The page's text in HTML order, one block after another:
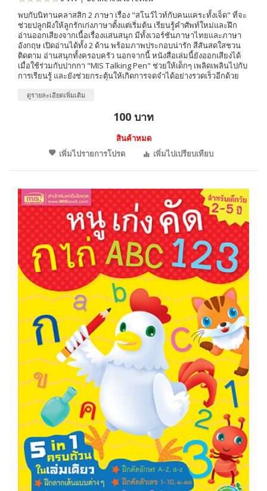
พบกับนิทานคลาสสิก 2 ภาษา เรื่อง "สโนว์ไวท์กับคนแคระทั้งเจ็ด" ที่จะ
ช่วยปลูกฝังให้ลูกรักเก่งภาษาตั้งแต่เริ่มต้น เรียนรู้คำศัพท์ใหม่และฝึก
อ่านออกเสียงจากเนื้อเรื่องแสนสนุก มีทั้งเวอร์ชันภาษาไทยและภาษา
อังกฤษ เปิดอ่านได้ทั้ง 2 ด้าน พร้อมภาพประกอบน่ารัก สีสันสดใสชวน
ติดตาม อ่านสนุกทั้งครอบครัว นอกจากนี้ หนังสือเล่มนี้ยังออกเสียงได้
เมื่อใช้ร่วมกับปากกา "MIS Talking Pen" ช่วยให้เด็กๆ เพลิดเพลินไปกับ
การเรียนรู้ และยังช่วยกระตุ้นให้เกิดการจดจำได้อย่างรวดเร็วอีกด้วย
ดูรายละเอียดเพิ่มเติม
100 บาท
สินค้าหมด
เพิ่มไปรายการโปรด
เพิ่มไปเปรียบเทียบ